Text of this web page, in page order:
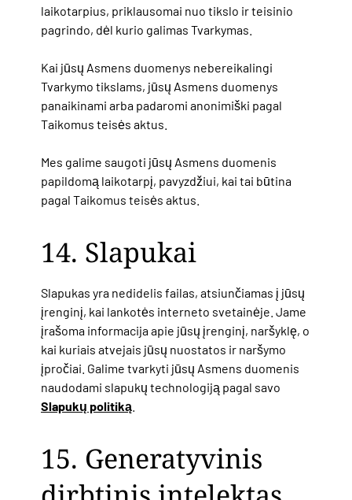
laikotarpius, priklausomai nuo tikslo ir teisinio
pagrindo, dėl kurio galimas Tvarkymas.
Kai jūsų Asmens duomenys nebereikalingi
Tvarkymo tikslams, jūsų Asmens duomenys
panaikinami arba padaromi anonimiški pagal
Taikomus teisės aktus.
Mes galime saugoti jūsų Asmens duomenis
papildomą laikotarpį, pavyzdžiui, kai tai būtina
pagal Taikomus teisės aktus.
14. Slapukai
Slapukas yra nedidelis failas, atsiunčiamas į jūsų
įrenginį, kai lankotės interneto svetainėje. Jame
įrašoma informacija apie jūsų įrenginį, naršyklę, o
kai kuriais atvejais jūsų nuostatos ir naršymo
įpročiai. Galime tvarkyti jūsų Asmens duomenis
naudodami slapukų technologiją pagal savo
Slapukų politiką
15. Generatyvinis